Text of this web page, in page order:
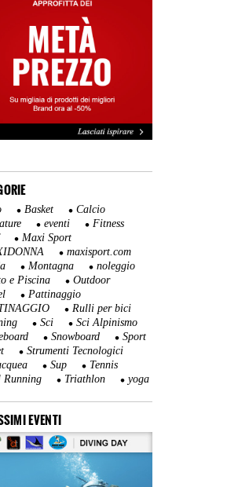
Basket
Calcio
eventi
Fitness
Maxi Sport
maxisport.com
Montagna
noleggio
e Piscina
Outdoor
Pattinaggio
Rulli per bici
Sci
Sci Alpinismo
Snowboard
Sport
Strumenti Tecnologici
Sup
Tennis
Running
Triathlon yoga
EVENTI